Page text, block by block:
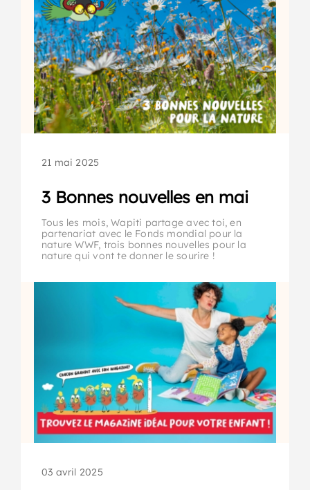
21 mai 2025
3 Bonnes nouvelles en mai
Tous les mois, Wapiti partage avec toi, en
partenariat avec le Fonds mondial pour la
nature WWF, trois bonnes nouvelles pour la
nature qui vont te donner le sourire !
03 avril 2025